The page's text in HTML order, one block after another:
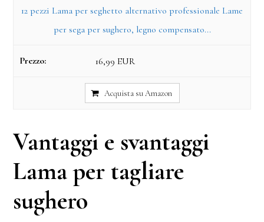
12 pezzi Lama per seghetto alternativo professionale Lame
per sega per sughero, legno compensato...
16,99 EUR
Acquista su Amazon
Vantaggi e svantaggi
Lama per tagliare
sughero